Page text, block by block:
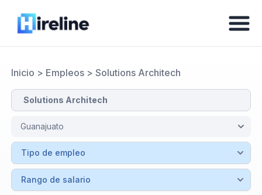
Inicio > Empleos> Solutions Architech